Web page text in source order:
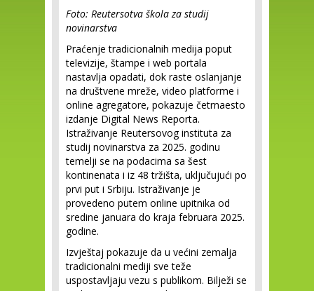
Foto: Reutersotva škola za studij
novinarstva
Praćenje tradicionalnih medija poput
televizije, štampe i web portala
nastavlja opadati, dok raste oslanjanje
na društvene mreže, video platforme i
online agregatore, pokazuje četrnaesto
izdanje Digital News Reporta.
Istraživanje Reutersovog instituta za
studij novinarstva za 2025. godinu
temelji se na podacima sa šest
kontinenata i iz 48 tržišta, uključujući po
prvi put i Srbiju. Istraživanje je
provedeno putem online upitnika od
sredine januara do kraja februara 2025.
godine.
Izvještaj pokazuje da u većini zemalja
tradicionalni mediji sve teže
uspostavljaju vezu s publikom. Bilježi se